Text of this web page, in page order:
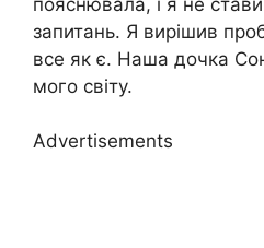
запитань. Я вирішив
все як є. Наша дочка
мого світу.
Advertisements